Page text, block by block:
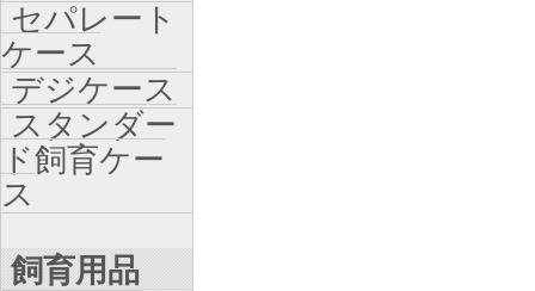
セパレート
ケース
デジケース
スタンダー
ド飼育ケー
ス
飼育用品